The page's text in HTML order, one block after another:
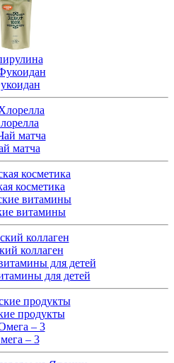
матча
косметика
витамины
коллаген
для детей
продукты
– 3